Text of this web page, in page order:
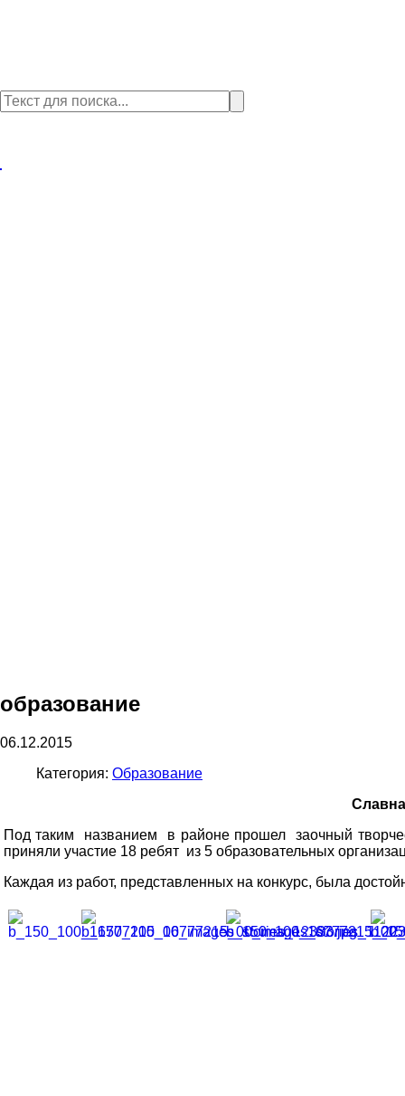
образование
06.12.2015
Категория: Образование
Под таким названием в районе прошел заочный
приняли участие 18 ребят из 5 образовательных
Каждая из работ, представленных на конкурс, была